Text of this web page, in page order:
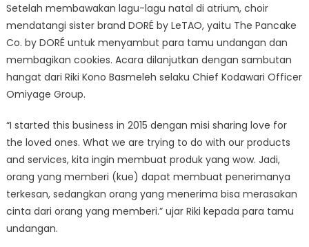
Setelah membawakan lagu-lagu natal di atrium, choir
mendatangi sister brand DORÉ by LeTAO, yaitu The Pancake
Co. by DORÉ untuk menyambut para tamu undangan dan
membagikan cookies. Acara dilanjutkan dengan sambutan
hangat dari Riki Kono Basmeleh selaku Chief Kodawari Officer
Omiyage Group.
“I started this business in 2015 dengan misi sharing love for
the loved ones. What we are trying to do with our products
and services, kita ingin membuat produk yang wow. Jadi,
orang yang memberi (kue) dapat membuat penerimanya
terkesan, sedangkan orang yang menerima bisa merasakan
cinta dari orang yang memberi.” ujar Riki kepada para tamu
undangan.